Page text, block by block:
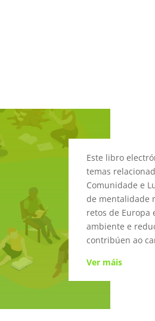
Este libro
temas
Comunidade e
de mentalidade
retos de Europa
ambiente e
contribúen ao
Ver máis